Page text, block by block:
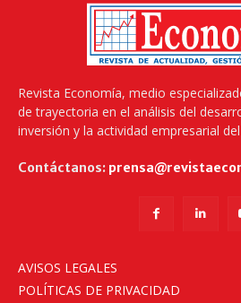
Revista Economía, medio
de trayectoria en el análisis del
inversión y la actividad empresarial
Contáctanos:
AVISOS LEGALES
POLÍTICAS DE PRIVACIDAD